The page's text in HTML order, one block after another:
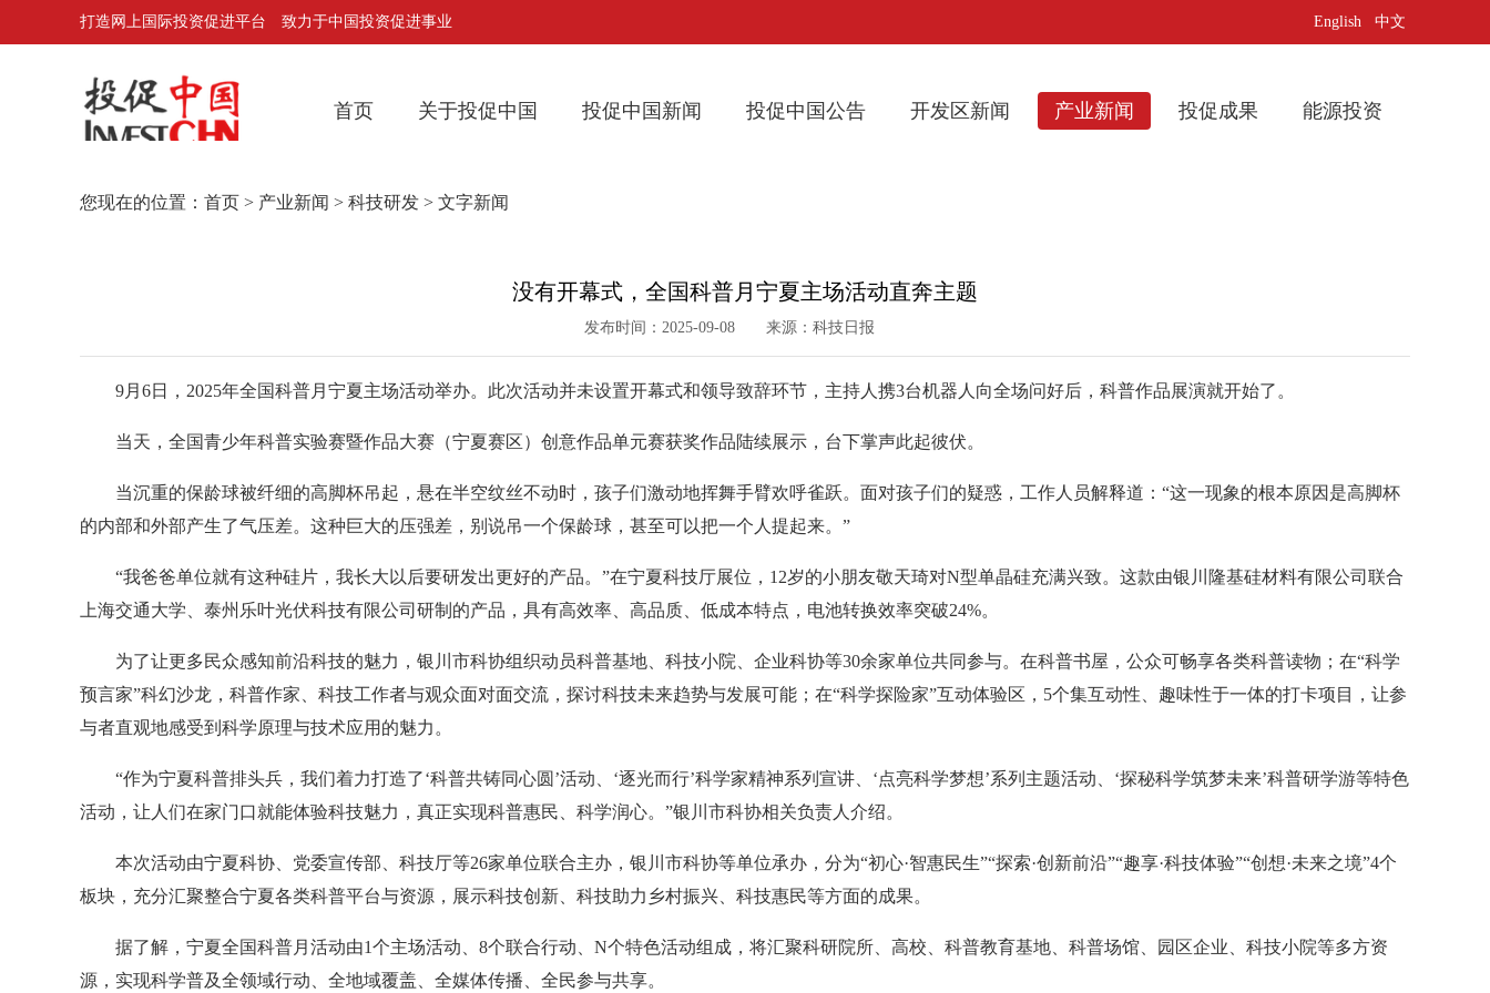
打造网上国际投资促进平台 致力于中国投资促进事业 English 中文
首页 关于投促中国 投促中国新闻 投促中国公告 开发区新闻 产业新闻 投促成果 能源投资
您现在的位置： 首页 > 产业新闻 > 科技研发 > 文字新闻
没有开幕式，全国科普月宁夏主场活动直奔主题
发布时间：2025-09-08 来源：科技日报
9月6日，2025年全国科普月宁夏主场活动举办。此次活动并未设置开幕式和领导致辞环节，主持人携3台机器人向全场问好后，科普作品展演就开始了。
当天，全国青少年科普实验赛暨作品大赛（宁夏赛区）创意作品单元赛获奖作品陆续展示，台下掌声此起彼伏。
当沉重的保龄球被纤细的高脚杯吊起，悬在半空纹丝不动时，孩子们激动地挥舞手臂欢呼雀跃。面对孩子们的疑惑，工作人员解释道：“这一现象的根本原因是高脚杯
的内部和外部产生了气压差。这种巨大的压强差，别说吊一个保龄球，甚至可以把一个人提起来。”
“我爸爸单位就有这种硅片，我长大以后要研发出更好的产品。”在宁夏科技厅展位，12岁的小朋友敬天琦对N型单晶硅充满兴致。这款由银川隆基硅材料有限公司联合
上海交通大学、泰州乐叶光伏科技有限公司研制的产品，具有高效率、高品质、低成本特点，电池转换效率突破24%。
为了让更多民众感知前沿科技的魅力，银川市科协组织动员科普基地、科技小院、企业科协等30余家单位共同参与。在科普书屋，公众可畅享各类科普读物；在“科学
预言家”科幻沙龙，科普作家、科技工作者与观众面对面交流，探讨科技未来趋势与发展可能；在“科学探险家”互动体验区，5个集互动性、趣味性于一体的打卡项目，让参
与者直观地感受到科学原理与技术应用的魅力。
“作为宁夏科普排头兵，我们着力打造了‘科普共铸同心圆’活动、‘逐光而行’科学家精神系列宣讲、‘点亮科学梦想’系列主题活动、‘探秘科学筑梦未来’科普研学游等特色
活动，让人们在家门口就能体验科技魅力，真正实现科普惠民、科学润心。”银川市科协相关负责人介绍。
本次活动由宁夏科协、党委宣传部、科技厅等26家单位联合主办，银川市科协等单位承办，分为“初心·智惠民生”“探索·创新前沿”“趣享·科技体验”“创想·未来之境”4个
板块，充分汇聚整合宁夏各类科普平台与资源，展示科技创新、科技助力乡村振兴、科技惠民等方面的成果。
据了解，宁夏全国科普月活动由1个主场活动、8个联合行动、N个特色活动组成，将汇聚科研院所、高校、科普教育基地、科普场馆、园区企业、科技小院等多方资
源，实现科学普及全领域行动、全地域覆盖、全媒体传播、全民参与共享。